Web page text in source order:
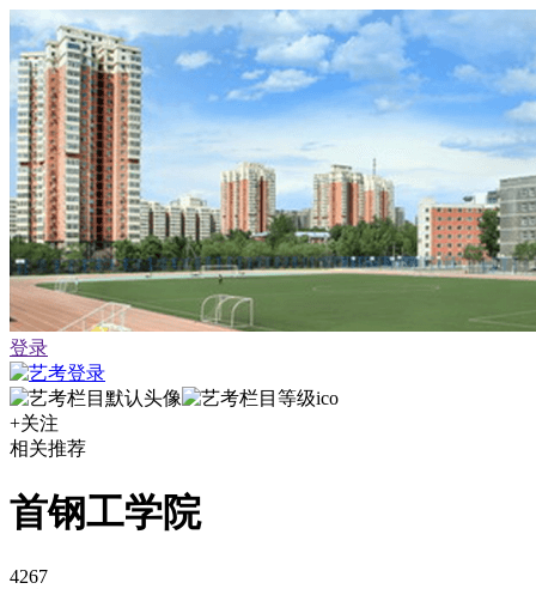
登录
+关注
相关推荐
首钢工学院
4267